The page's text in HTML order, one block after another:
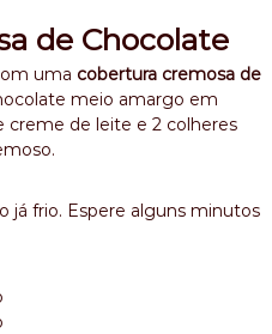
de Chocolate
uma cobertura cremosa de
meio amargo em
creme de leite e 2 colheres
já frio. Espere alguns minutos